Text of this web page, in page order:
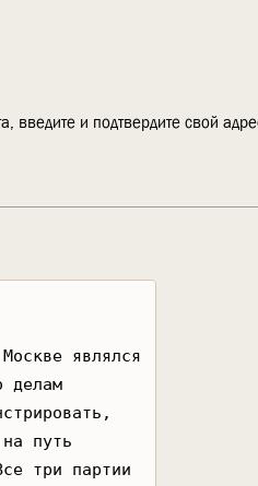
введите и подтвердите свой